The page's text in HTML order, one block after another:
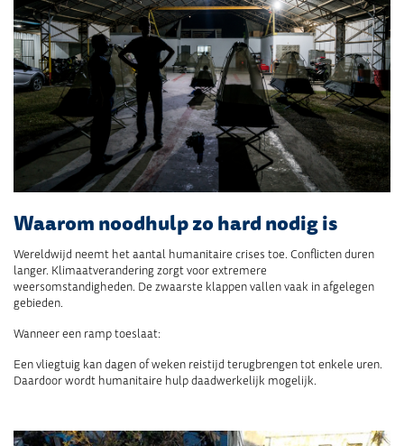
Waarom noodhulp zo hard nodig is
Wereldwijd neemt het aantal humanitaire crises toe. Conflicten duren
langer. Klimaatverandering zorgt voor extremere
weersomstandigheden. De zwaarste klappen vallen vaak in afgelegen
gebieden.
Wanneer een ramp toeslaat:
Een vliegtuig kan dagen of weken reistijd terugbrengen tot enkele uren.
Daardoor wordt humanitaire hulp daadwerkelijk mogelijk.